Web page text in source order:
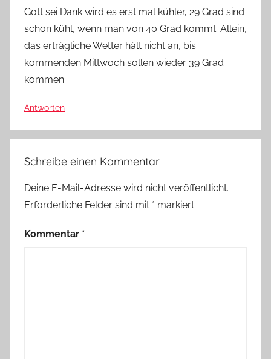
Gott sei Dank wird es erst mal kühler, 29 Grad sind
schon kühl, wenn man von 40 Grad kommt. Allein,
das erträgliche Wetter hält nicht an, bis
kommenden Mittwoch sollen wieder 39 Grad
kommen.
Antworten
Schreibe einen Kommentar
Deine E-Mail-Adresse wird nicht veröffentlicht.
Erforderliche Felder sind mit * markiert
Kommentar *